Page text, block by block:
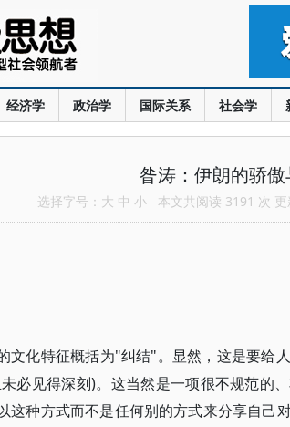
经济学 政治学 国际关系 社会学
昝涛：伊朗的骄傲
选择字号： 大 中 小 本文共阅读 3191 次
文化特征概括为"纠结"。显然，这是要给
必见得深刻)。这当然是一项很不规范的
这种方式而不是任何别的方式来分享自己